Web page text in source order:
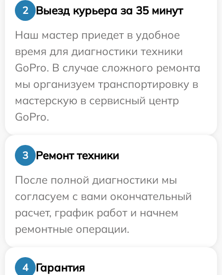
2
Выезд курьера за 35 минут
Наш мастер приедет в удобное
время для диагностики техники
GoPro. В случае сложного ремонта
мы организуем транспортировку в
мастерскую в сервисный центр
GoPro.
3
Ремонт техники
После полной диагностики мы
согласуем с вами окончательный
расчет, график работ и начнем
ремонтные операции.
4 Гарантия